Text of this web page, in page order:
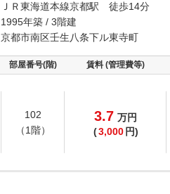
ＪＲ東海道本線京都駅 徒歩14分
1995年築 / 3階建
京都市南区壬生八条下ル東寺町
部屋番号(階) 賃料 (管理費等)
102
（1階）
3.7 万円
(3,000 円)